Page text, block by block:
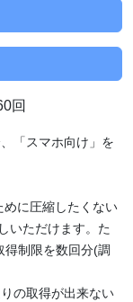
回
「スマホ向け」を
に圧縮したくない
いただけます。た
制限を数回分(調
の取得が出来ない